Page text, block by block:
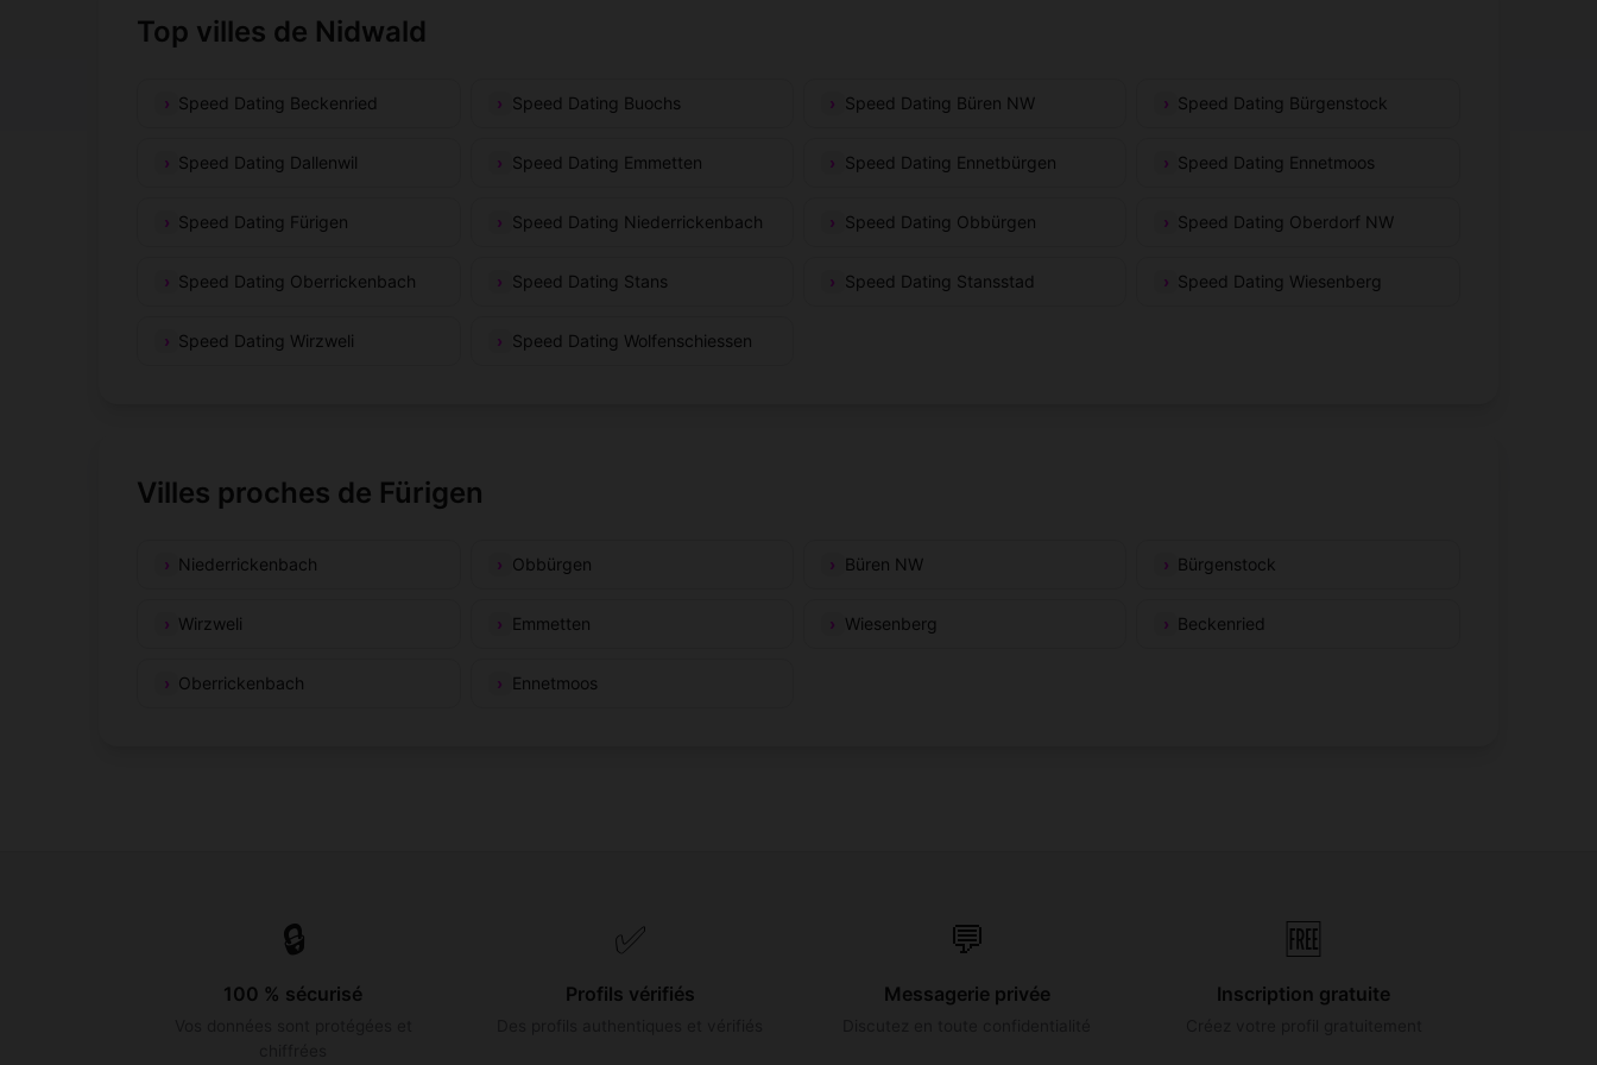
Top villes de Nidwald
Speed Dating Beckenried Speed Dating Buochs Speed Dating Büren NW Speed Dating Bürgenstock
Speed Dating Dallenwil Speed Dating Emmetten Speed Dating Ennetbürgen Speed Dating Ennetmoos
Speed Dating Fürigen Speed Dating Niederrickenbach Speed Dating Obbürgen Speed Dating Oberdorf NW
Speed Dating Oberrickenbach Speed Dating Stans Speed Dating Stansstad Speed Dating Wiesenberg
Speed Dating Wirzweli Speed Dating Wolfenschiessen
Villes proches de Fürigen
Niederrickenbach Obbürgen Büren NW Bürgenstock
Wirzweli Emmetten Wiesenberg Beckenried
Oberrickenbach Ennetmoos
🔒
100 % sécurisé
✅
Profils vérifiés
💬
Messagerie privée
🆓
Inscription gratuite